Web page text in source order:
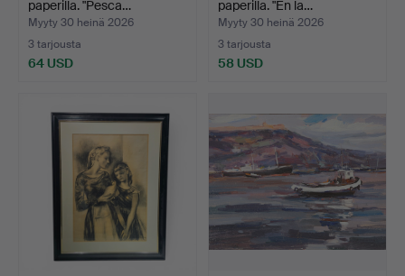
paperilla. "Pesca…
Myyty 30 heinä 2026
3 tarjousta
64 USD
paperilla. "En la…
Myyty 30 heinä 2026
3 tarjousta
58 USD